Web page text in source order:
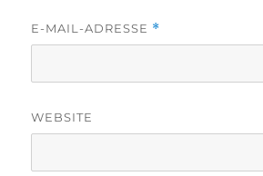
E-MAIL-ADRESSE *
WEBSITE